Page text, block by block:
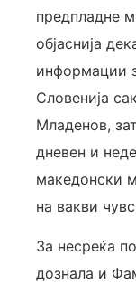
предпладне
објаснија
информации
Словенија
Младенов,
дневен и
македонски
на вакви
За несреќа
дознала и